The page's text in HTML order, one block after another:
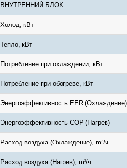
ВНУТРЕННИЙ БЛОК
Холод, кВт
Тепло, кВт
Потребление при охлаждении, кВт
Потребление при обогреве, кВт
Энергоэффективность EER (Охлаждение)
Энергоэффективность COP (Нагрев)
Расход воздуха (Охлаждение), m³/ч
Расход воздуха (Нагрев), m³/ч